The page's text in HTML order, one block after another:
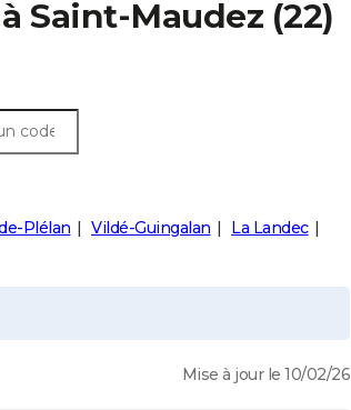
Saint-Maudez (22)
Plélan Vildé-Guingalan
La Landec
Mise à jour le 10/02/26